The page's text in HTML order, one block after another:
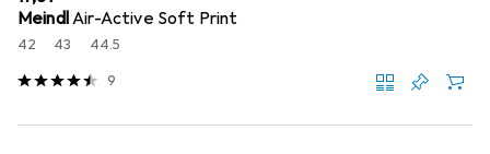
MeindlAir-Active Soft Print
42 43 44.5
9